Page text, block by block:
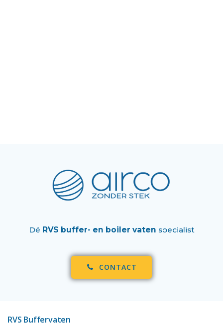
Dé RVS buffer- en boiler vaten specialist
CONTACT
RVS Buffervaten